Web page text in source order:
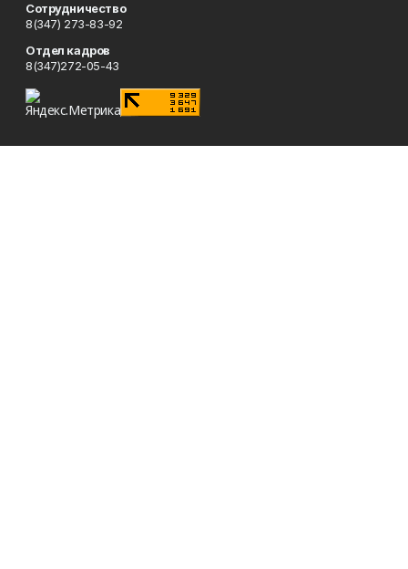
Сотрудничество
8(347) 273-83-92
Отдел кадров
8(347)272-05-43